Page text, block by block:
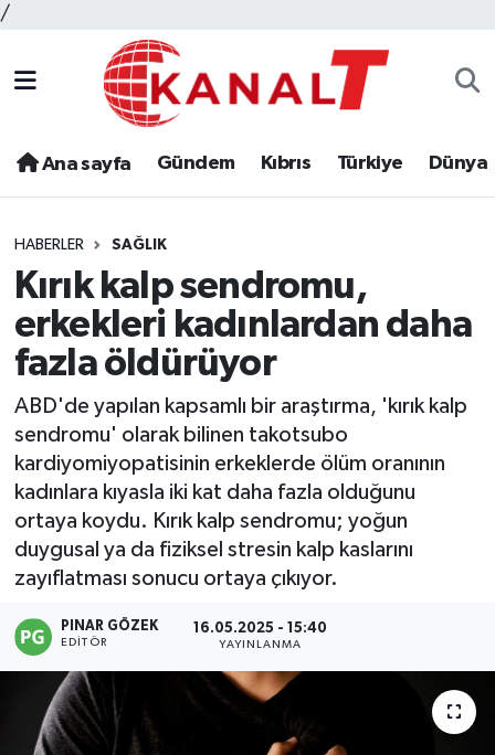
/
Ana sayfa Gündem Kıbrıs Türkiye Dünya
HABERLER SAĞLIK
Kırık kalp sendromu,
erkekleri kadınlardan daha
fazla öldürüyor
ABD'de yapılan kapsamlı bir araştırma, 'kırık kalp
sendromu' olarak bilinen takotsubo
kardiyomiyopatisinin erkeklerde ölüm oranının
kadınlara kıyasla iki kat daha fazla olduğunu
ortaya koydu. Kırık kalp sendromu; yoğun
duygusal ya da fiziksel stresin kalp kaslarını
zayıflatması sonucu ortaya çıkıyor.
PINAR GÖZEK
EDITÖR
16.05.2025 - 15:40
YAYINLANMA